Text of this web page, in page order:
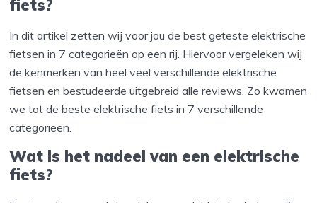
fiets?
In dit artikel zetten wij voor jou de best geteste elektrische
fietsen in 7 categorieën op een rij. Hiervoor vergeleken wij
de kenmerken van heel veel verschillende elektrische
fietsen en bestudeerde uitgebreid alle reviews. Zo kwamen
we tot de beste elektrische fiets in 7 verschillende
categorieën.
Wat is het nadeel van een elektrische
fiets?